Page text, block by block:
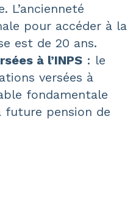
L’ancienneté
pour accéder à la
est de 20 ans.
à l’INPS : le
versées à
fondamentale
future pension de